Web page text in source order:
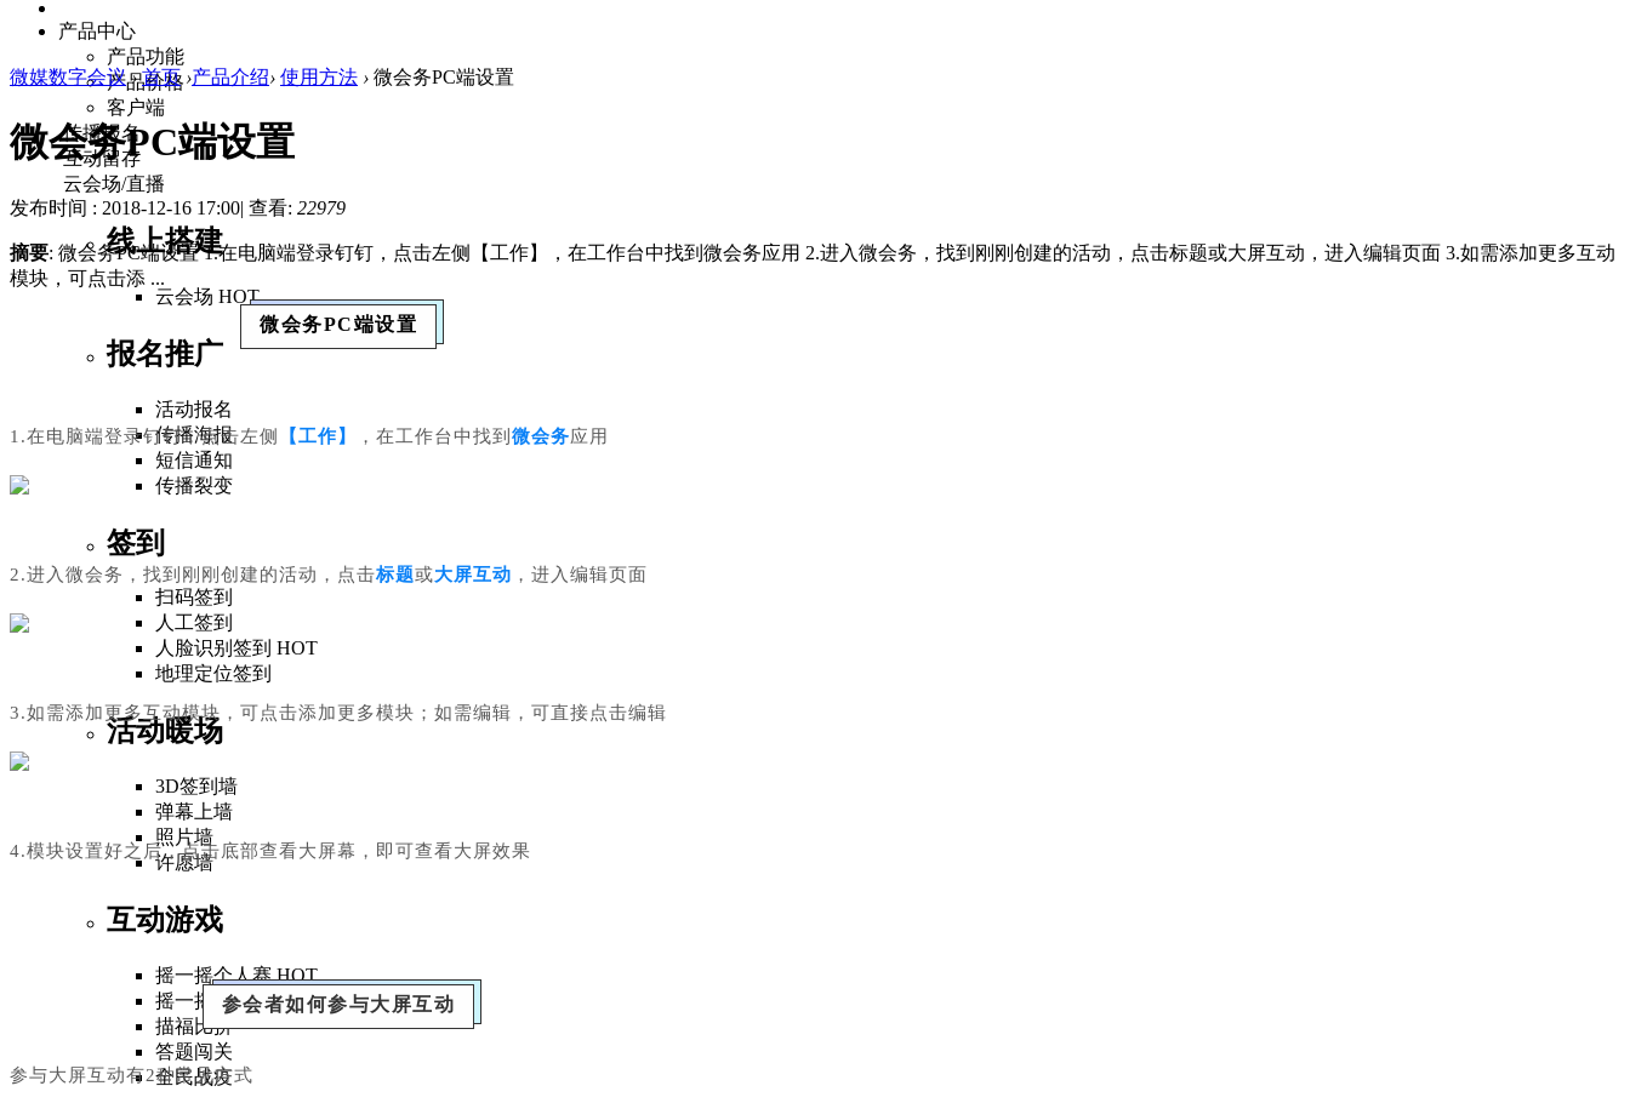
产品中心
产品功能
产品价格
客户端
传播报名
互动留存
云会场/直播
线上搭建
云会场 HOT
报名推广
活动报名
传播海报
短信通知
传播裂变
签到
扫码签到
人工签到
人脸识别签到 HOT
地理定位签到
活动暖场
3D签到墙
弹幕上墙
照片墙
许愿墙
互动游戏
摇一摇个人赛HOT
摇一摇团队赛HOT
描福比拼
答题闯关
全民战疫
微媒数字会议 › 首页 ›产品介绍› 使用方法 › 微会务PC端设置
微会务PC端设置
发布时间 : 2018-12-16 17:00| 查看: 22979
摘要: 微会务PC端设置 1.在电脑端登录钉钉，点击左侧【工作】，在工作台中找到微会务应用 2.进入微会务，找到刚刚创建的活动，点击标题或大屏互动，进入编辑页面 3.如需添加更多互动
模块，可点击添 ...
微会务PC端设置
1.在电脑端登录钉钉，点击左侧 【工作 】 ，在工作台中找到 微会务应用
2.进入微会务，找到刚刚创建的活动，点击标题或大屏互动 ，进入编辑页面
3.如需添加更多互动模块，可点击添加更多模块；如需编辑，可直接点击编辑
4.模块设置好之后，点击底部查看大屏幕，即可查看大屏效果
参会者如何参与大屏互动
参与大屏互动有2种常见方式